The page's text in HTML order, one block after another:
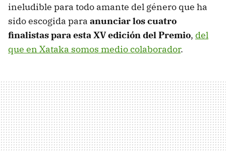
ineludible para todo amante del género que ha
sido escogida para anunciar los cuatro
finalistas para esta XV edición del Premio, del
que en Xataka somos medio colaborador.